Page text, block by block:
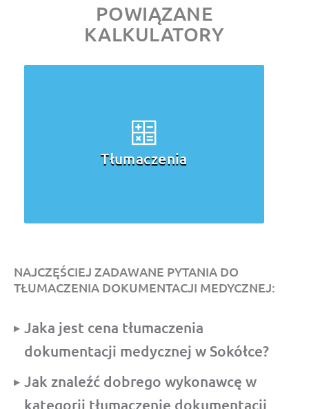
POWIĄZANE
KALKULATORY
Tłumaczenia
NAJCZĘŚCIEJ ZADAWANE PYTANIA DO
TŁUMACZENIA DOKUMENTACJI MEDYCZNEJ:
Jaka jest cena tłumaczenia
dokumentacji medycznej w Sokółce?
Jak znaleźć dobrego wykonawcę w
kategorii tłumaczenie dokumentacji